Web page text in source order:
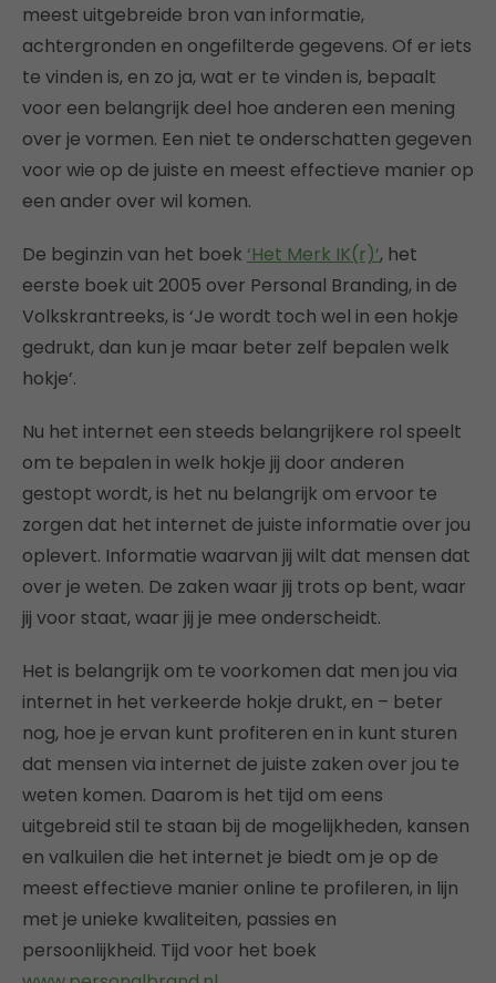
meest uitgebreide bron van informatie,
achtergronden en ongefilterde gegevens. Of er iets
te vinden is, en zo ja, wat er te vinden is, bepaalt
voor een belangrijk deel hoe anderen een mening
over je vormen. Een niet te onderschatten gegeven
voor wie op de juiste en meest effectieve manier op
een ander over wil komen.
De beginzin van het boek ‘Het Merk IK(r)’, het
eerste boek uit 2005 over Personal Branding, in de
Volkskrantreeks, is ‘Je wordt toch wel in een hokje
gedrukt, dan kun je maar beter zelf bepalen welk
hokje’.
Nu het internet een steeds belangrijkere rol speelt
om te bepalen in welk hokje jij door anderen
gestopt wordt, is het nu belangrijk om ervoor te
zorgen dat het internet de juiste informatie over jou
oplevert. Informatie waarvan jij wilt dat mensen dat
over je weten. De zaken waar jij trots op bent, waar
jij voor staat, waar jij je mee onderscheidt.
Het is belangrijk om te voorkomen dat men jou via
internet in het verkeerde hokje drukt, en – beter
nog, hoe je ervan kunt profiteren en in kunt sturen
dat mensen via internet de juiste zaken over jou te
weten komen. Daarom is het tijd om eens
uitgebreid stil te staan bij de mogelijkheden, kansen
en valkuilen die het internet je biedt om je op de
meest effectieve manier online te profileren, in lijn
met je unieke kwaliteiten, passies en
persoonlijkheid. Tijd voor het boek